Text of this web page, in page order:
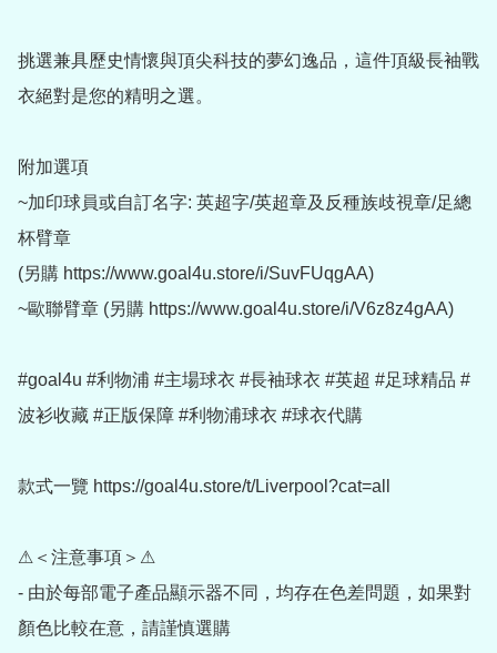
挑選兼具歷史情懷與頂尖科技的夢幻逸品，這件頂級長袖戰
衣絕對是您的精明之選。
附加選項
~加印球員或自訂名字: 英超字/英超章及反種族歧視章/足總
杯臂章
(另購 https://www.goal4u.store/i/SuvFUqgAA)
~歐聯臂章 (另購 https://www.goal4u.store/i/V6z8z4gAA)
#goal4u #利物浦 #主場球衣 #長袖球衣 #英超 #足球精品 #
波衫收藏 #正版保障 #利物浦球衣 #球衣代購
款式一覽 https://goal4u.store/t/Liverpool?cat=all
⚠＜注意事項＞⚠
- 由於每部電子產品顯示器不同，均存在色差問題，如果對
顏色比較在意，請謹慎選購